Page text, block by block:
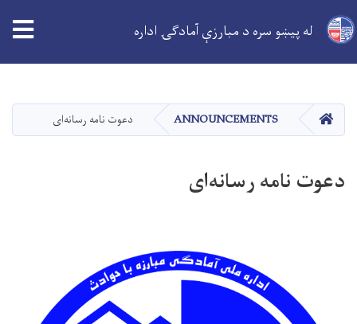
دانګل
له پیښو سره د مبارزې آمادګۍ اداره
کور ANNOUNCEMENTS دعوت نامه رسانه‌ای
دعوت نامه رسانه‌ای